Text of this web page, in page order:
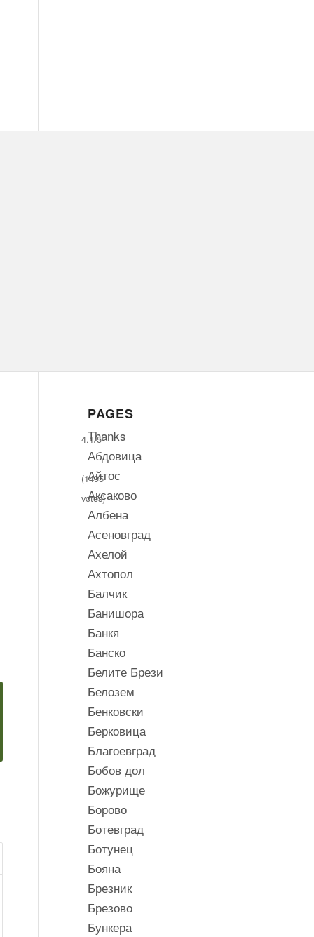
4.1/5
-
(1495
votes)
PAGES
Thanks
Абдовица
Айтос
Аксаково
Албена
Асеновград
Ахелой
Ахтопол
Балчик
Банишора
Банкя
Банско
Белите Брези
Белозем
Бенковски
Берковица
Благоевград
Бобов дол
Божурище
Борово
Ботевград
Ботунец
Бояна
Брезник
Брезово
Бункера